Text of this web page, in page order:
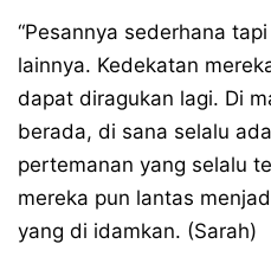
“Pesannya sederhana
lainnya. Kedekatan
dapat diragukan lagi. Di
berada, di sana selalu
pertemanan yang selalu
mereka pun lantas
yang di idamkan. (Sarah)